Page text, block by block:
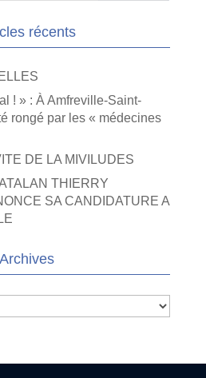
récents
! » : À Amfreville-Saint-
rongé par les « médecines
DE LA MIVILUDES
THIERRY
SA CANDIDATURE A
Archives